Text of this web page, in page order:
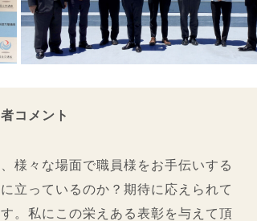
コメント
様々な場面で職員様をお手伝いする
立っているのか？期待に応えられて
。私にこの栄えある表彰を与えて頂